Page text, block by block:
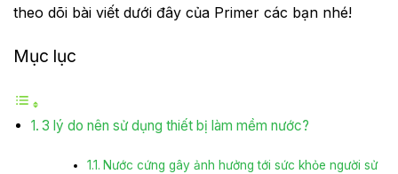
theo dõi bài viết dưới đây của Primer các bạn nhé!
Mục lục
3 lý do nên sử dụng thiết bị làm mềm nước?
Nước cứng gây ảnh hưởng tới sức khỏe người sử